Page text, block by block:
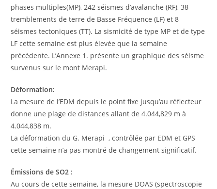
phases multiples(MP), 242 séismes d’avalanche (RF), 38
tremblements de terre de Basse Fréquence (LF) et 8
séismes tectoniques (TT). La sismicité de type MP et de type
LF cette semaine est plus élevée que la semaine
précédente. L’Annexe 1. présente un graphique des séisme
survenus sur le mont Merapi.
Déformation:
La mesure de l’EDM depuis le point fixe jusqu’au réflecteur
donne une plage de distances allant de 4.044,829 m à
4.044,838 m.
La déformation du G. Merapi , contrôlée par EDM et GPS
cette semaine n’a pas montré de changement significatif.
Émissions de SO2 :
Au cours de cette semaine, la mesure DOAS (spectroscopie